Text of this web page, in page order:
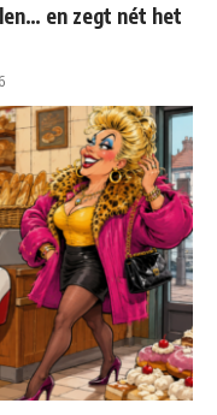
en zegt nét het